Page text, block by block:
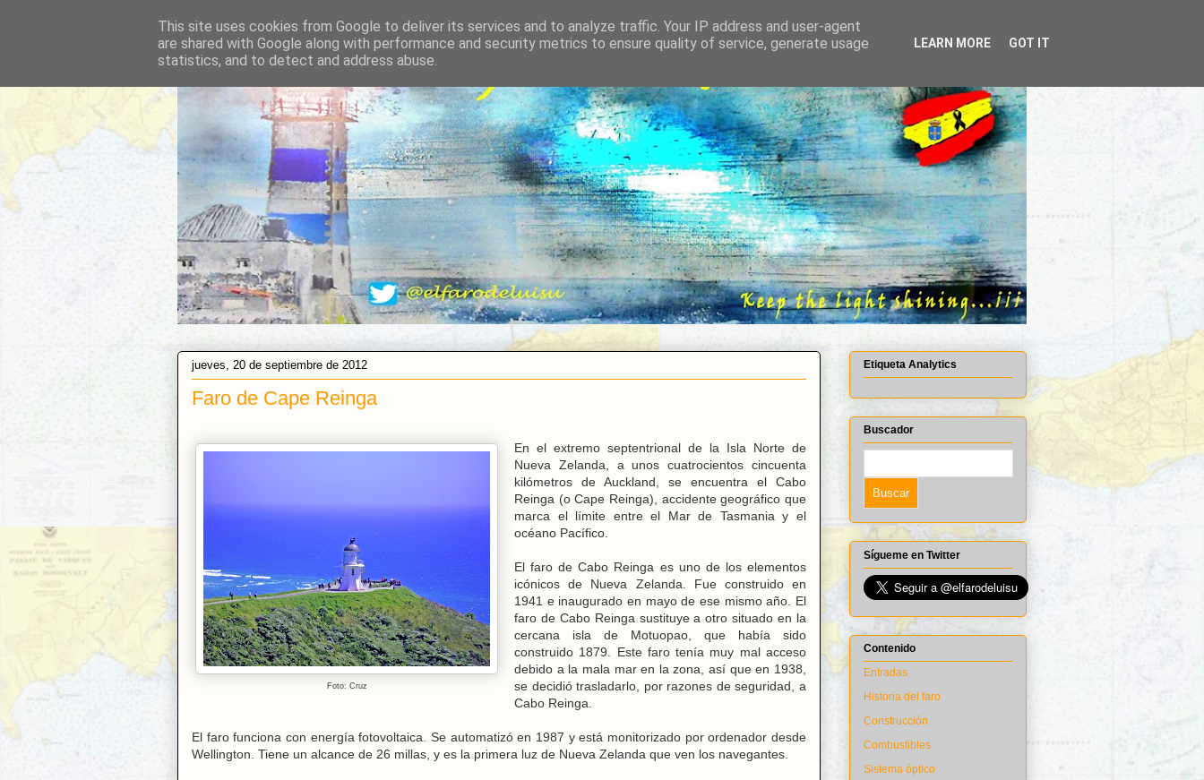
jueves, 20 de septiembre de 2012
Faro de Cape Reinga
Foto: Cruz
En el extremo septentrional de la Isla Norte de
Nueva Zelanda, a unos cuatrocientos cincuenta
kilómetros de Auckland, se encuentra el Cabo
Reinga (o Cape Reinga), accidente geográfico que
marca el límite entre el Mar de Tasmania y el
océano Pacífico.
El faro de Cabo Reinga es uno de los elementos
icónicos de Nueva Zelanda. Fue construido en
1941 e inaugurado en mayo de ese mismo año. El
faro de Cabo Reinga sustituye a otro situado en la
cercana isla de Motuopao, que había sido
construido 1879. Este faro tenía muy mal acceso
debido a la mala mar en la zona, así que en 1938,
se decidió trasladarlo, por razones de seguridad, a
Cabo Reinga.
El faro funciona con energía fotovoltaica. Se automatizó en 1987 y está monitorizado por ordenador desde
Wellington. Tiene un alcance de 26 millas, y es la primera luz de Nueva Zelanda que ven los navegantes.
Etiqueta Analytics
Buscador
Sígueme en Twitter
Contenido
Entradas
Historia del faro
Construcción
Combustibles
Sistema óptico
This site uses cookies from Google to deliver its services and to analyze traffic. Your IP address and user-agent
are shared with Google along with performance and security metrics to ensure quality of service, generate usage
statistics, and to detect and address abuse.
LEARN MORE GOT IT